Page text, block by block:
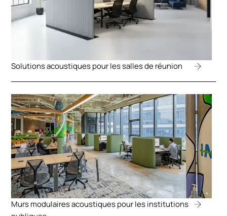
Solutions acoustiques pour les salles de réunion
Murs modulaires acoustiques pour les institutions